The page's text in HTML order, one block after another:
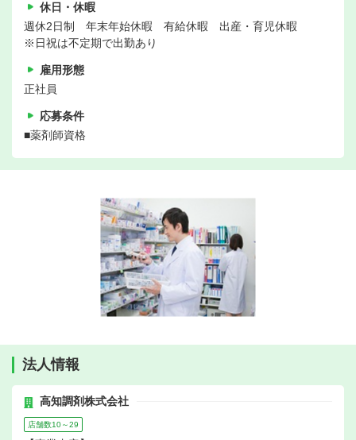
休日・休暇
週休2日制 年末年始休暇 有給休暇 出産・育児休暇
※日祝は不定期で出勤あり
雇用形態
正社員
応募条件
■薬剤師資格
法人情報
高知調剤株式会社
店舗数10～29